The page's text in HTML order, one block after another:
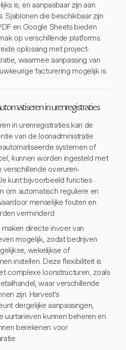
is, en aanpasbaar zijn aan
Sjablonen die beschikbaar zijn
en Google Sheets bieden
op verschillende platforms.
oplossing met project-
waarmee aanpassing van
facturering mogelijk is.
in urenregistraties
in urenregistraties kan de
van de loonadministratie
systemen of
kunnen worden ingesteld met
overuren-
kunt bijvoorbeeld functies
om automatisch reguliere en
menselijke fouten en
verminderd.
directe invoer van
mogelijk, zodat bedrijven
wekelijkse of
instellen. Deze flexibiliteit is
complexe loonstructuren, zoals
waar verschillende
zijn. Harvest's
dergelijke aanpassingen,
uurtarieven kunnen beheren en
berekenen voor